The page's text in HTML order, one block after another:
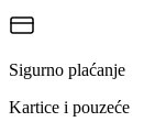
Sigurno plaćanje
Kartice i pouzeće